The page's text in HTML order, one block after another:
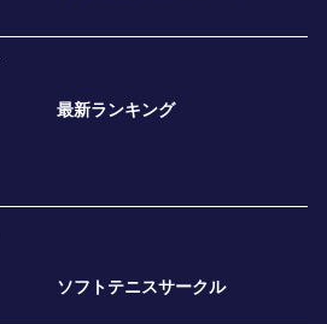
最新ランキング
ソフトテニスサークル